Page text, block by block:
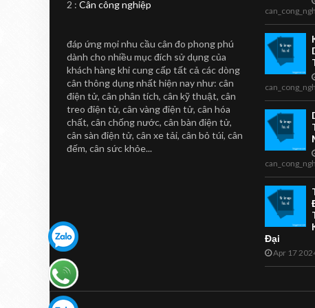
2 : Cân công nghiệp
đáp ứng mọi nhu cầu cân đo phong phú
dành cho nhiều mục đích sử dụng của
khách hàng khi cung cấp tất cả các dòng
cân thông dụng nhất hiện nay như: cân
điện tử, cân phân tích, cân kỹ thuật, cân
treo điện tử, cân vàng điện tử, cân hóa
chất, cân chống nước, cân bàn điện tử,
cân sàn điện tử, cân xe tải, cân bỏ túi, cân
đếm, cân sức khỏe...
Đại
Apr 17
Thị CL5000-B
Cân in nhãn siêu thị CL5000-B
Sản phẩm cân in nhãn CL5000-B
...